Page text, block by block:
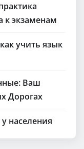
к экзаменам
учить язык
Ваш
Дорогах
населения